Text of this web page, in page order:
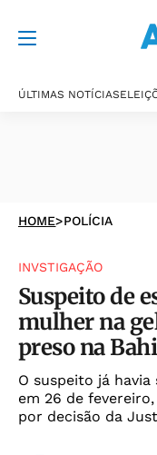
ÚLTIMAS NOTÍCIAS
HOME>POLÍCIA
INVSTIGAÇÃO
Suspeito de
mulher na
preso na
O suspeito já
em 26 de
por decisão da